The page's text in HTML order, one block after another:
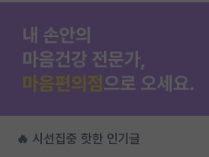
🔥 시선집중 핫한 인기글